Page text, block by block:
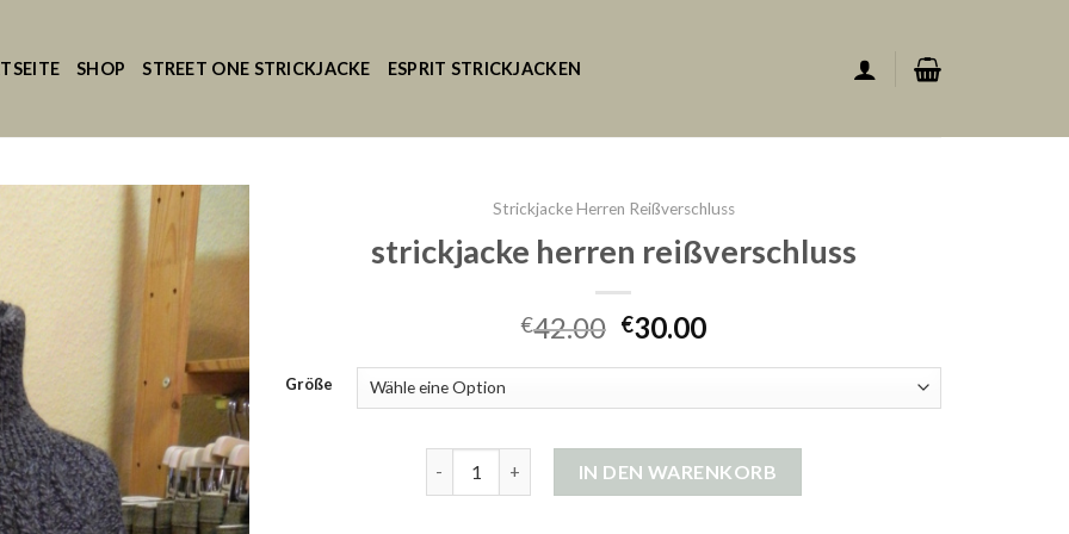
SHOP STREET ONE STRICKJACKE ESPRIT STRICKJACKEN
Strickjacke Herren Reißverschluss
strickjacke herren reißverschluss
€42.00 €30.00
Größe
IN DEN WARENKORB